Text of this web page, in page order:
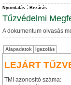
Nyomtatás Bezárás
Tűzvédelmi
A dokumentum olvasás
Alapadatok Igazolás
LEJÁRT
TMI azonosító száma: